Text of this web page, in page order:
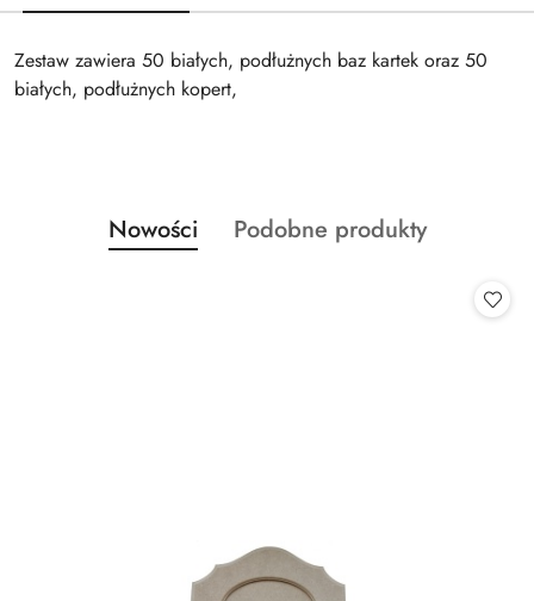
Zestaw zawiera 50 białych, podłużnych baz kartek oraz 50
białych, podłużnych kopert,
Pomiń karuzelę produktów
Produkty
o
Nowości
Produkty
Podobne produkty